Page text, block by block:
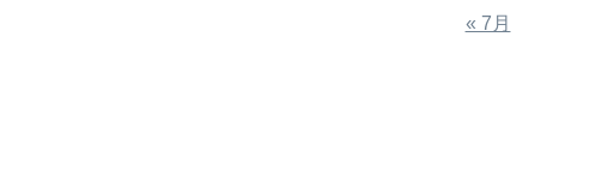
« 7月